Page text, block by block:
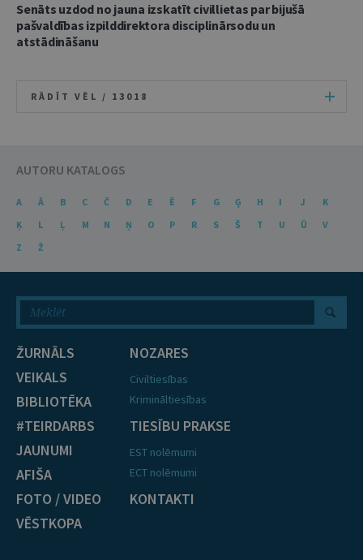
Senāts uzdod no jauna izskatīt civillietas par bijušā
pašvaldības izpilddirektora disciplinārsodu un
atstādināšanu
RĀDĪT VĒL / 13018
AUTORU KATALOGS
A Ā B C Č D E Ē F G Ģ H I J
K
Ķ
L Ļ M N Ņ O P R S Š T U Ū
V
Z
Ž
ŽURNĀLS
VEIKALS
BIBLIOTĒKA
#TEIRDARBS
JAUNUMI
AFIŠA
FOTO / VIDEO
VĒSTKOPA
NOZARES
Civiltiesības
Krimināltiesības
TIESĪBU PRAKSE
EST nolēmumi
ECT nolēmumi
KONTAKTI